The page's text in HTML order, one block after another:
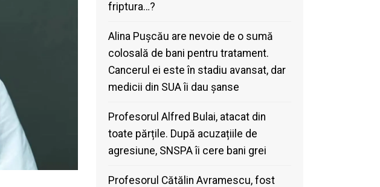
friptura…?
Alina Pușcău are nevoie de o sumă
colosală de bani pentru tratament.
Cancerul ei este în stadiu avansat, dar
medicii din SUA îi dau șanse
Profesorul Alfred Bulai, atacat din
toate părțile. După acuzațiile de
agresiune, SNSPA îi cere bani grei
Profesorul Cătălin Avramescu, fost